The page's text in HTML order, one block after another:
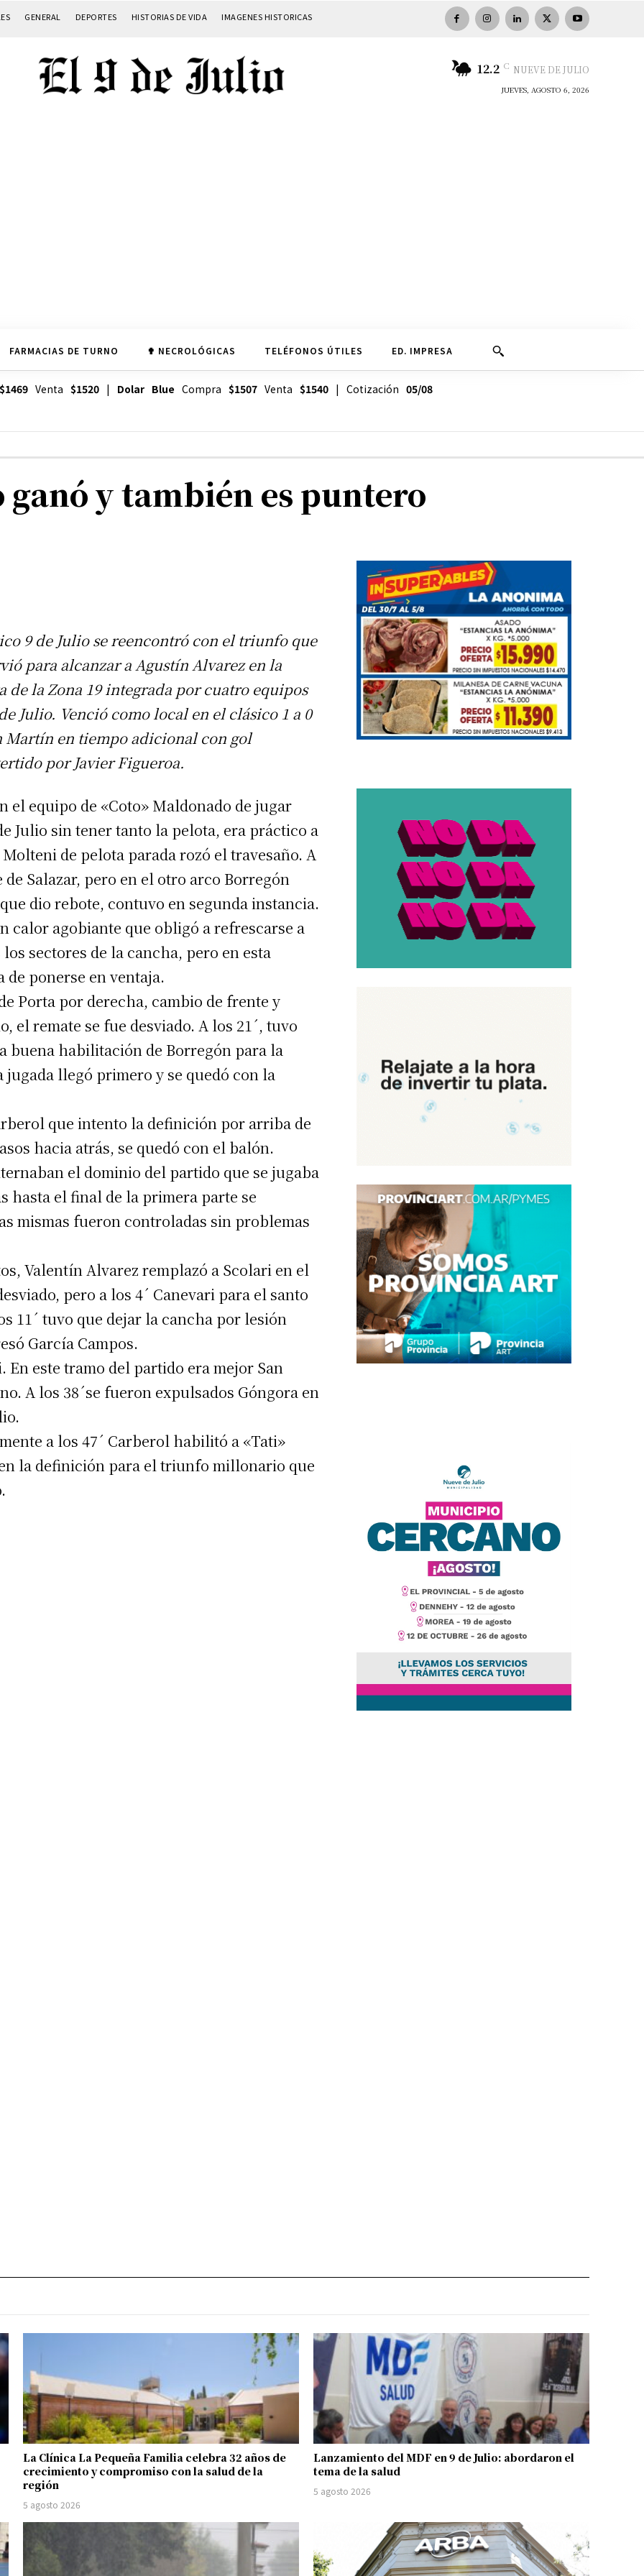
gratis
correo electrónico*
GENERAL DEPORTES HISTORIAS DE VIDA IMAGENES HISTORICAS
12.2 C NUEVE DE JULIO
JUEVES, AGOSTO 6, 2026
FARMACIAS DE TURNO ✟ NECROLÓGICAS TELÉFONOS ÚTILES ED. IMPRESA
$1469Venta $1520| Dolar Blue Compra $1507Venta $1540| Cotización 05/08
y también es puntero
9 de Julio se reencontró con el triunfo que
para alcanzar a Agustín Alvarez en la
de la Zona 19 integrada por cuatro equipos
Julio. Venció como local en el clásico 1 a 0
Martín en tiempo adicional con gol
por Javier Figueroa.
el equipo de «Coto» Maldonado de jugar
Julio sin tener tanto la pelota, era práctico a
de pelota parada rozó el travesaño. A
Salazar, pero en el otro arco Borregón
dio rebote, contuvo en segunda instancia.
calor agobiante que obligó a refrescarse a
sectores de la cancha, pero en esta
ponerse en ventaja.
Porta por derecha, cambio de frente y
el remate se fue desviado. A los 21´, tuvo
buena habilitación de Borregón para la
llegó primero y se quedó con la
que intento la definición por arriba de
hacia atrás, se quedó con el balón.
el dominio del partido que se jugaba
hasta el final de la primera parte se
mismas fueron controladas sin problemas
Valentín Alvarez remplazó a Scolari en el
pero a los 4´ Canevari para el santo
11´ tuvo que dejar la cancha por lesión
García Campos.
En este tramo del partido era mejor San
A los 38´se fueron expulsados Góngora en
a los 47´ Carberol habilitó a «Tati»
la definición para el triunfo millonario que
La Clínica La Pequeña Familia celebra 32 años de
crecimiento y compromiso con la salud de la
región
5 agosto 2026
Lanzamiento del MDF en 9 de Julio: abordaron el
tema de la salud
5 agosto 2026